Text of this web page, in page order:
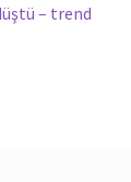
– trend